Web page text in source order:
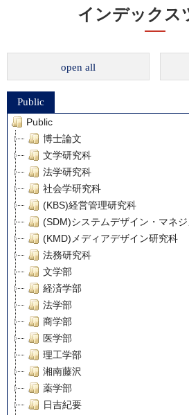
インデックス
open all
Public
Public
博士論文
文学研究科
法学研究科
社会学研究科
(KBS)経営管理研究科
(SDM)システムデザイン・マネ
(KMD)メディアデザイン研究科
法務研究科
文学部
経済学部
法学部
商学部
医学部
理工学部
湘南藤沢
薬学部
日吉紀要